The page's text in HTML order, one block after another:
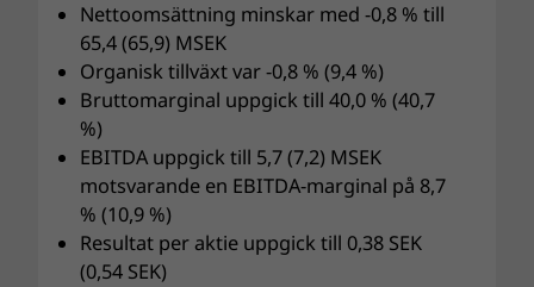
Nettoomsättning minskar med -0,8 % till
65,4 (65,9) MSEK
Organisk tillväxt var -0,8 % (9,4 %)
Bruttomarginal uppgick till 40,0 % (40,7
%)
EBITDA uppgick till 5,7 (7,2) MSEK
motsvarande en EBITDA-marginal på 8,7
% (10,9 %)
Resultat per aktie uppgick till 0,38 SEK
(0,54 SEK)